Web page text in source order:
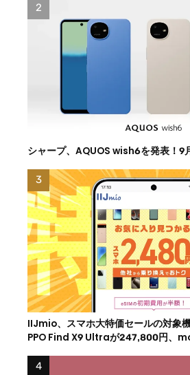
シャープ、AQUOS wish6を発表！9
IIJmio、スマホ大特価セールの対象
PPO Find X9 Ultraが247,800円、